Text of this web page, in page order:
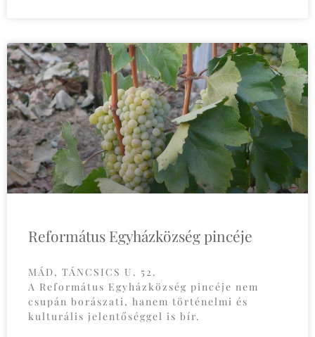
Református Egyházközség pincéje
MÁD, TÁNCSICS U. 52.
A Református Egyházközség pincéje nem
csupán borászati, hanem történelmi és
kulturális jelentőséggel is bír.